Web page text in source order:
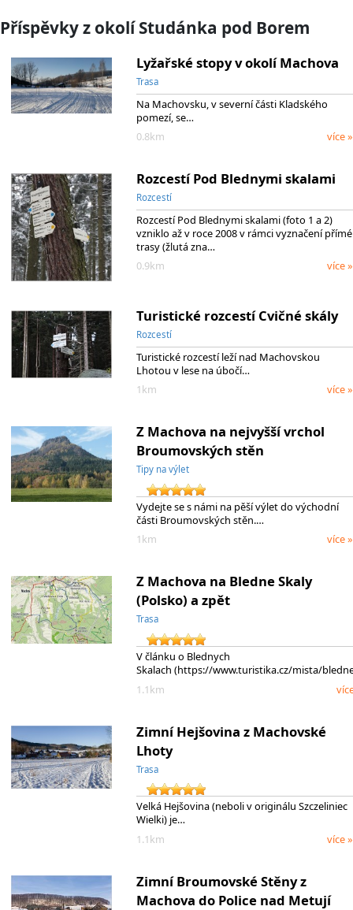
Příspěvky z okolí Studánka pod Borem
Lyžařské stopy v okolí Machova
Trasa
Na Machovsku, v severní části Kladského
pomezí, se…
0.8km
více »
Rozcestí Pod Blednymi skalami
Rozcestí
Rozcestí Pod Blednymi skalami (foto 1 a 2)
vzniklo až v roce 2008 v rámci vyznačení přímé
trasy (žlutá zna…
0.9km
více »
Turistické rozcestí Cvičné skály
Rozcestí
Turistické rozcestí leží nad Machovskou
Lhotou v lese na úbočí…
1km
více »
Z Machova na nejvyšší vrchol
Broumovských stěn
Tipy na výlet
Vydejte se s námi na pěší výlet do východní
části Broumovských stěn.…
1km
více »
Z Machova na Bledne Skaly
(Polsko) a zpět
Trasa
V článku o Blednych
Skalach (https://www.turistika.cz/mista/
1.1km
Zimní Hejšovina z Machovské
Lhoty
Trasa
Velká Hejšovina (neboli v originálu Szczeliniec
Wielki) je…
1.1km
více »
Zimní Broumovské Stěny z
Machova do Police nad Metují